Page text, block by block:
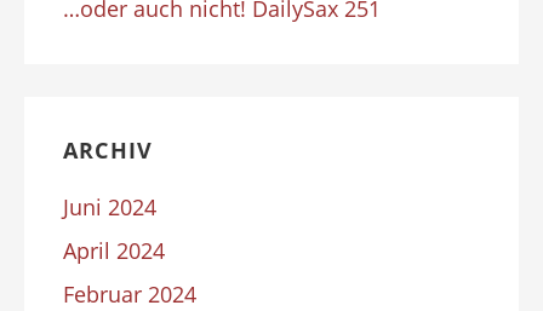
…oder auch nicht! DailySax 251
ARCHIV
Juni 2024
April 2024
Februar 2024